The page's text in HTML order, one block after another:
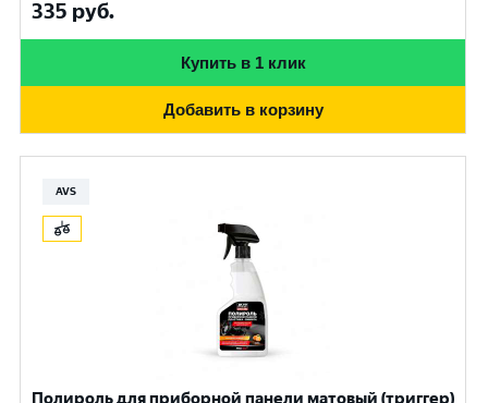
335 руб.
Купить в 1 клик
Добавить в корзину
AVS
Полироль для приборной панели матовый (триггер)